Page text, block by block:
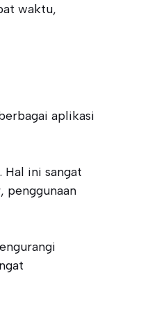
waktu,
aplikasi
ini sangat
penggunaan